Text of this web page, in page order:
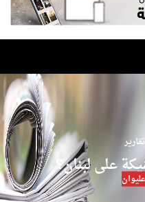
تقارير
على لبنان؟